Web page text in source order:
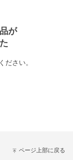
が
ださい。
ページ上部に戻る